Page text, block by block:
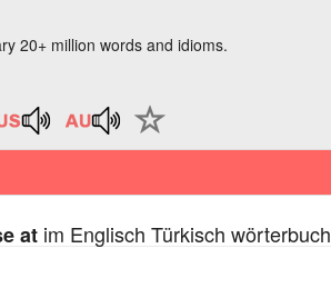
20+ million words and idioms.
atim Englisch Türkisch wörterbuch